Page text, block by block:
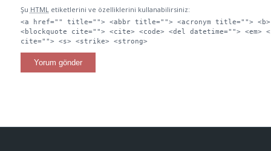
Şu HTMLetiketlerini ve özelliklerini kullanabilirsiniz:
<a href="" title=""> <abbr title=""> <acronym title=""> <b>
<blockquote cite=""> <cite> <code> <del datetime=""> <em>
cite=""> <s> <strike> <strong>